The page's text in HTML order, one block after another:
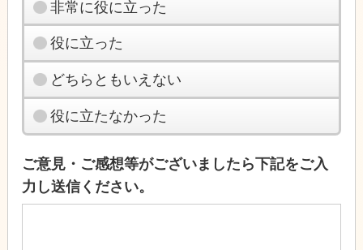
非常に役に立った
役に立った
どちらともいえない
役に立たなかった
ご意見・ご感想等がございましたら下記をご入
力し送信ください。